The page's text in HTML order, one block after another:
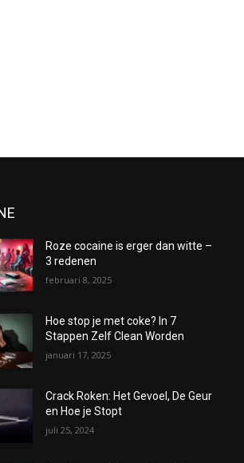
Roze cocaine is erger dan witte –
3 redenen
februari 8, 2025
Hoe stop je met coke? In 7
Stappen Zelf Clean Worden
januari 17, 2025
Crack Roken: Het Gevoel, De Geur
en Hoe je Stopt
juli 25, 2024